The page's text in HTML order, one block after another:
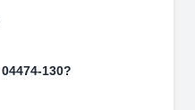
04474-130?